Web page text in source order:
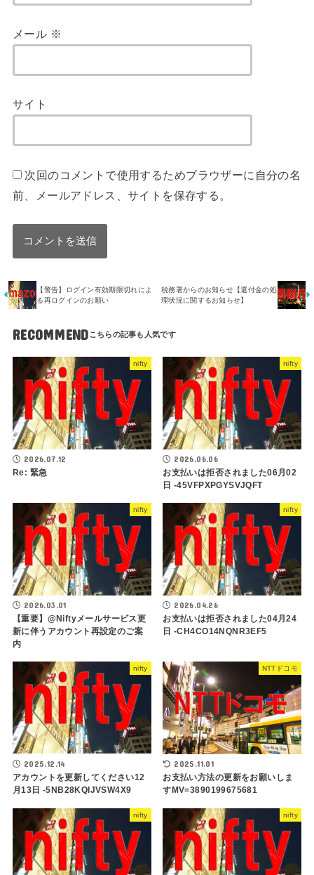
メール ※
サイト
次回のコメントで使用するためブラウザーに自分の名
前、メールアドレス、サイトを保存する。
【警告】ログイン有効期限切れによ
る再ログインのお願い
税務署からのお知らせ【還付金の処
理状況に関するお知らせ】
RECOMMEND
nifty
2026.07.12
Re: 緊急
nifty
2026.06.06
お支払いは拒否されました06月02
日 -45VFPXPGYSVJQFT
nifty
2026.03.01
【重要】@Niftyメールサービス更
新に伴うアカウント再設定のご案
内
nifty
2026.04.26
お支払いは拒否されました04月24
日 -CH4CO14NQNR3EF5
nifty
2025.12.14
アカウントを更新してください12
月13日 -5NB28KQIJVSW4X9
NTTドコモ
2025.11.01
お支払い方法の更新をお願いしま
すMV=3890199675681
nifty nifty